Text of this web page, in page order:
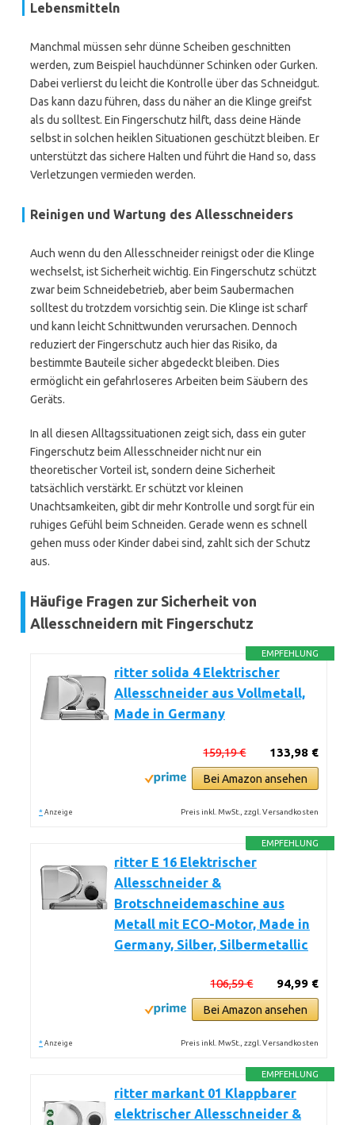
Lebensmitteln
Manchmal müssen sehr dünne Scheiben geschnitten
werden, zum Beispiel hauchdünner Schinken oder Gurken.
Dabei verlierst du leicht die Kontrolle über das Schneidgut.
Das kann dazu führen, dass du näher an die Klinge greifst
als du solltest. Ein Fingerschutz hilft, dass deine Hände
selbst in solchen heiklen Situationen geschützt bleiben. Er
unterstützt das sichere Halten und führt die Hand so, dass
Verletzungen vermieden werden.
Reinigen und Wartung des Allesschneiders
Auch wenn du den Allesschneider reinigst oder die Klinge
wechselst, ist Sicherheit wichtig. Ein Fingerschutz schützt
zwar beim Schneidebetrieb, aber beim Saubermachen
solltest du trotzdem vorsichtig sein. Die Klinge ist scharf
und kann leicht Schnittwunden verursachen. Dennoch
reduziert der Fingerschutz auch hier das Risiko, da
bestimmte Bauteile sicher abgedeckt bleiben. Dies
ermöglicht ein gefahrloseres Arbeiten beim Säubern des
Geräts.
In all diesen Alltagssituationen zeigt sich, dass ein guter
Fingerschutz beim Allesschneider nicht nur ein
theoretischer Vorteil ist, sondern deine Sicherheit
tatsächlich verstärkt. Er schützt vor kleinen
Unachtsamkeiten, gibt dir mehr Kontrolle und sorgt für ein
ruhiges Gefühl beim Schneiden. Gerade wenn es schnell
gehen muss oder Kinder dabei sind, zahlt sich der Schutz
aus.
Häufige Fragen zur Sicherheit von
Allesschneidern mit Fingerschutz
EMPFEHLUNG
ritter solida 4 Elektrischer
Allesschneider aus Vollmetall,
Made in Germany
133,98 €
159,19 €
Bei Amazon ansehen
* Anzeige Preis inkl. MwSt., zzgl. Versandkosten
EMPFEHLUNG
ritter E 16 Elektrischer
Allesschneider &
Brotschneidemaschine aus
Metall mit ECO-Motor, Made in
Germany, Silber, Silbermetallic
94,99 €
106,59 €
Bei Amazon ansehen
* Anzeige Preis inkl. MwSt., zzgl. Versandkosten
EMPFEHLUNG
ritter markant 01 Klappbarer
elektrischer Allesschneider &